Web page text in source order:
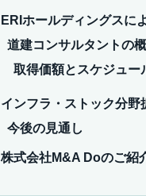
ERIホールディングスに
道建コンサルタントの
取得価額とスケジュー
インフラ・ストック分野
今後の見通し
株式会社M&A Doのご紹